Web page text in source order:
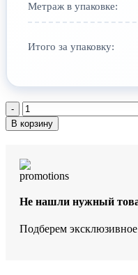
Метраж в упаковке:
Итого за упаковку:
Количество
товара
SPC-
StoneWood
Мун
Лайт
001-
В корзину
Не нашли нужный
Подберем